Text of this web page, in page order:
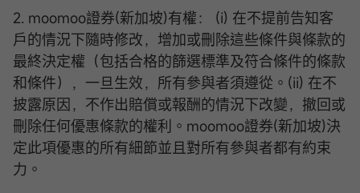
2. moomoo證券(新加坡)有權： (i) 在不提前告知客
戶的情況下隨時修改，增加或刪除這些條件與條款的
最終決定權（包括合格的篩選標準及符合條件的條款
和條件），一旦生效，所有參與者須遵從。(ii) 在不
披露原因，不作出賠償或報酬的情況下改變，撤回或
刪除任何優惠條款的權利。moomoo證券(新加坡)決
定此項優惠的所有細節並且對所有參與者都有約束
力。